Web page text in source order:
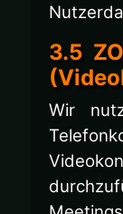
3.5
Wir